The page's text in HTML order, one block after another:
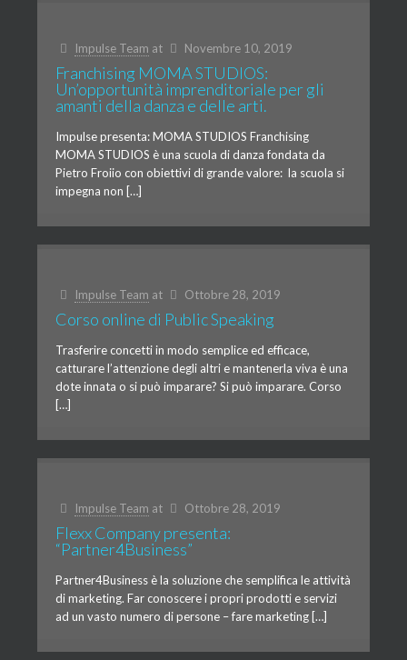
Impulse Team at Novembre 10, 2019
Franchising MOMA STUDIOS:
Un’opportunità imprenditoriale per gli
amanti della danza e delle arti.
Impulse presenta: MOMA STUDIOS Franchising
MOMA STUDIOS è una scuola di danza fondata da
Pietro Froiio con obiettivi di grande valore: la scuola si
impegna non […]
Impulse Team at Ottobre 28, 2019
Corso online di Public Speaking
Trasferire concetti in modo semplice ed efficace,
catturare l’attenzione degli altri e mantenerla viva è una
dote innata o si può imparare? Si può imparare. Corso
[…]
Impulse Team at Ottobre 28, 2019
Flexx Company presenta:
“Partner4Business”
Partner4Business è la soluzione che semplifica le attività
di marketing. Far conoscere i propri prodotti e servizi
ad un vasto numero di persone – fare marketing […]